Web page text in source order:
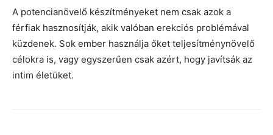
A potencianövelő készítményeket nem csak azok a
férfiak hasznosítják, akik valóban erekciós problémával
küzdenek. Sok ember használja őket teljesítménynövelő
célokra is, vagy egyszerűen csak azért, hogy javítsák az
intim életüket.